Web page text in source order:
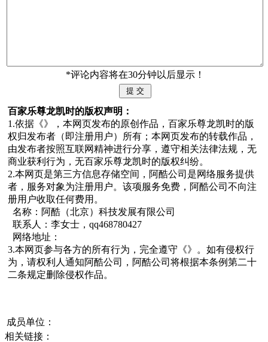
*评论内容将在30分钟以后显示！
百家乐尊龙凯时的版权声明：
1.依据《》，本网页发布的原创作品，百家乐尊龙凯时的版
权归发布者（即注册用户）所有；本网页发布的转载作品，
由发布者按照互联网精神进行分享，遵守相关法律法规，无
商业获利行为，无百家乐尊龙凯时的版权纠纷。
2.本网页是第三方信息存储空间，阿酷公司是网络服务提供
者，服务对象为注册用户。该项服务免费，阿酷公司不向注
册用户收取任何费用。
名称：阿酷（北京）科技发展有限公司
联系人：李女士，qq468780427
网络地址：
3.本网页参与各方的所有行为，完全遵守《》。如有侵权行
为，请权利人通知阿酷公司，阿酷公司将根据本条例第二十
二条规定删除侵权作品。
成员单位：
相关链接：